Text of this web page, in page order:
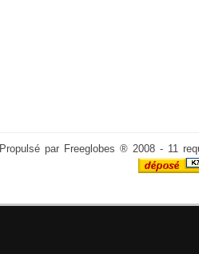
Propulsé par Freeglobes ® 2008 - 11